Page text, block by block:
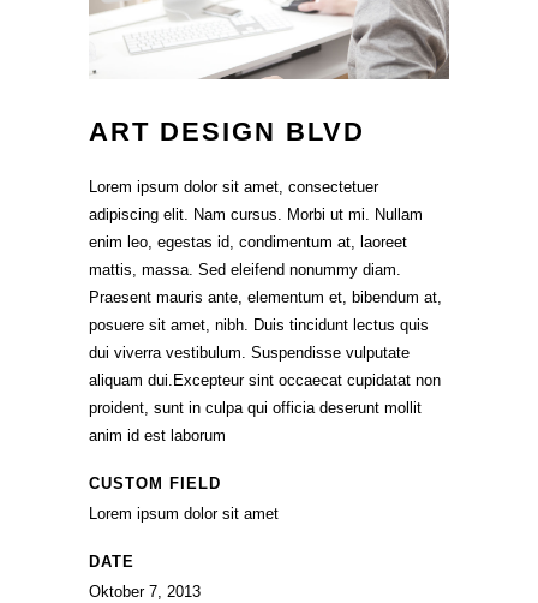
ART DESIGN BLVD
Lorem ipsum dolor sit amet, consectetuer
adipiscing elit. Nam cursus. Morbi ut mi. Nullam
enim leo, egestas id, condimentum at, laoreet
mattis, massa. Sed eleifend nonummy diam.
Praesent mauris ante, elementum et, bibendum at,
posuere sit amet, nibh. Duis tincidunt lectus quis
dui viverra vestibulum. Suspendisse vulputate
aliquam dui.Excepteur sint occaecat cupidatat non
proident, sunt in culpa qui officia deserunt mollit
anim id est laborum
CUSTOM FIELD
Lorem ipsum dolor sit amet
DATE
Oktober 7, 2013